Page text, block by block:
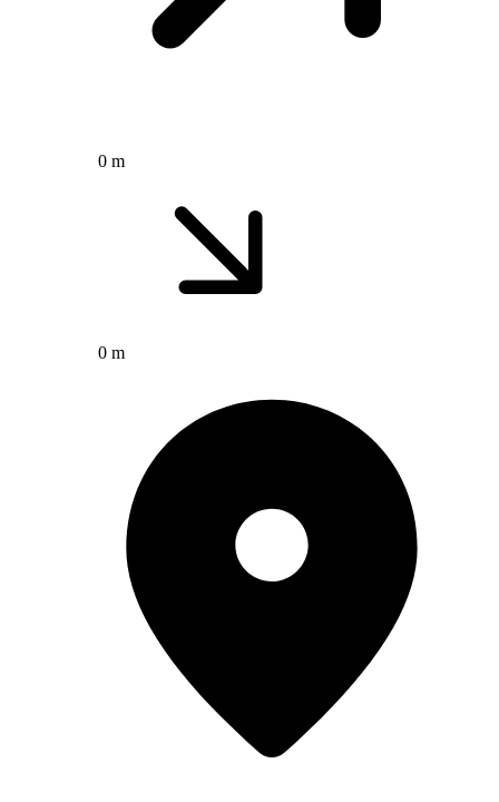
0 m
0 m